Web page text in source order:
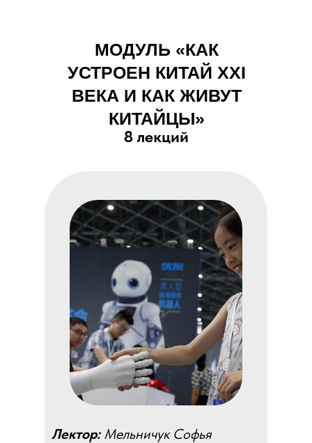
МОДУЛЬ «КАК
УСТРОЕН КИТАЙ XXI
ВЕКА И КАК ЖИВУТ
КИТАЙЦЫ»
8 лекций
Лектор: Мельничук Софья